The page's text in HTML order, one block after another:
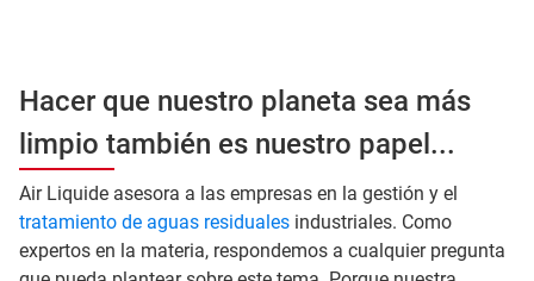
Hacer que nuestro planeta sea más
limpio también es nuestro papel...
Air Liquide asesora a las empresas en la gestión y el
tratamiento de aguas residuales industriales. Como
expertos en la materia, respondemos a cualquier pregunta